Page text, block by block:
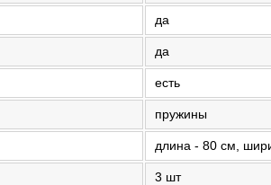
да
да
есть
пружины
длина - 80 см,
3 шт